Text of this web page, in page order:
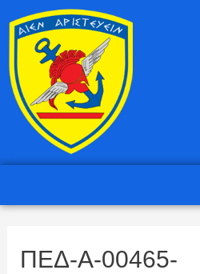
ΠΕΔ-Α-00465-